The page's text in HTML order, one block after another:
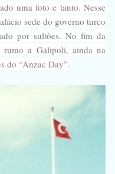
uma foto e tanto. Nesse
sede do governo turco
por sultões. No fim da
rumo a Galipoli, ainda na
do “Anzac Day”.